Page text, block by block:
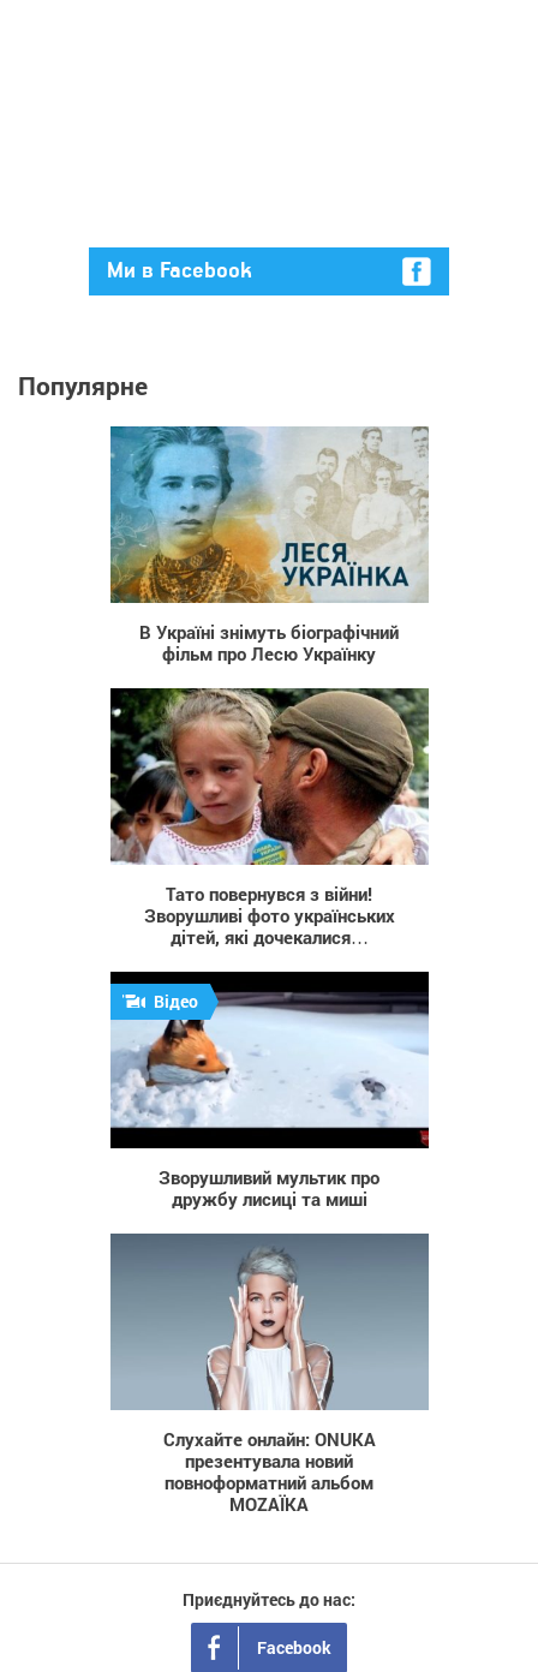
Ми в Facebook
Популярне
382
В Україні знімуть біографічний
фільм про Лесю Українку
933
Тато повернувся з війни!
Зворушливі фото українських
дітей, які дочекалися…
1 619
Відео
Зворушливий мультик про
дружбу лисиці та миші
Слухайте онлайн: ONUKA
презентувала новий
повноформатний альбом
MOZAЇKA
Приєднуйтесь до нас:
Facebook